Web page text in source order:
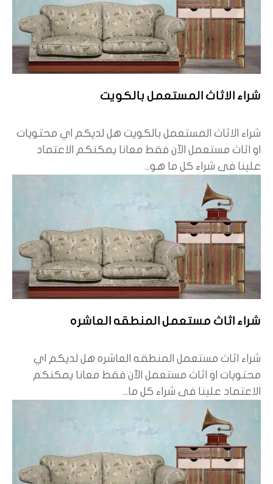
شراء الاثاث المستعمل بالكويت
شراء الاثاث المستعمل بالكويت هل لديكم اي محتويات
او اثاث مستعمل الآن فقط معانا يمكنكم الاعتماد
علينا فى شراء كل ما هو...
شراء اثاث مستعمل المنطقه العاشره
شراء اثاث مستعمل المنطقه العاشره هل لديكم اي
محتويات او اثاث مستعمل الآن فقط معانا يمكنكم
الاعتماد علينا فى شراء كل ما...